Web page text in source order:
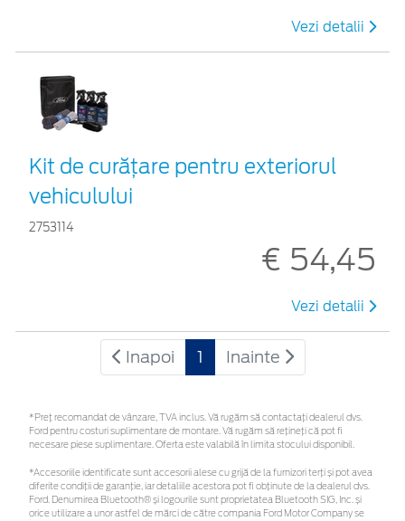
Vezi detalii
Kit de curățare pentru exteriorul
vehiculului
2753114
€ 54,45
Vezi detalii
Inapoi 1 Inainte
*Preţ recomandat de vânzare, TVA inclus. Vă rugăm să contactaţi dealerul dvs.
Ford pentru costuri suplimentare de montare. Vă rugăm să rețineți că pot fi
necesare piese suplimentare. Oferta este valabilă în limita stocului disponibil.
*Accesoriile identificate sunt accesorii alese cu grijă de la furnizori terți și pot avea
diferite condiții de garanție, iar detaliile acestora pot fi obținute de la dealerul dvs.
Ford. Denumirea Bluetooth® și logourile sunt proprietatea Bluetooth SIG, Inc. și
orice utilizare a unor astfel de mărci de către compania Ford Motor Company se